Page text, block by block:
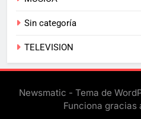
Sin categoría
TELEVISION
Newsmatic - Tema de
Funciona gracias